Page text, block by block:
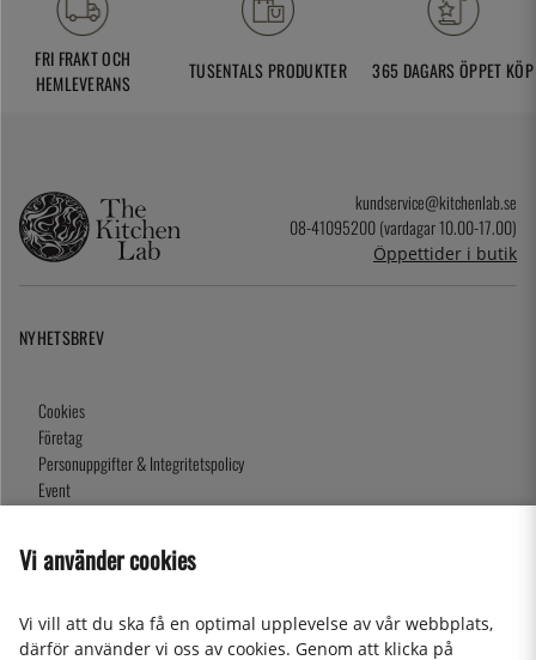
FRI FRAKT OCH
HEMLEVERANS
TUSENTALS PRODUKTER 365 DAGARS ÖPPET KÖP
kundservice@kitchenlab.se
08-41095200 (vardagar 10.00-17.00)
Öppettider i butik
NYHETSBREV
Cookies
Företag
Personuppgifter & Integritetspolicy
Event
Presentkort
Vi använder cookies
Vi vill att du ska få en optimal upplevelse av vår webbplats,
därför använder vi oss av cookies. Genom att klicka på